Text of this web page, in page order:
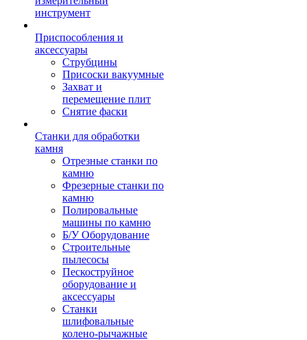
инструмент
Приспособления и
аксессуары
Струбцины
Присоски вакуумные
Захват и
перемещение плит
Снятие фаски
Станки для обработки
камня
Отрезные станки по
камню
Фрезерные станки по
камню
Полировальные
машины по камню
Б/У Оборудование
Строительные
пылесосы
Пескоструйное
оборудование и
аксессуары
Станки
шлифовальные
колено-рычажные